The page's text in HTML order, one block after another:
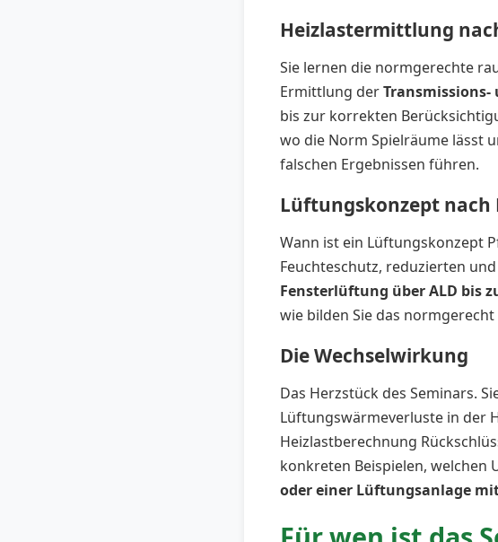
Heizlastermittlung
Sie lernen die normgerechte
Ermittlung der
bis zur korrekten
wo die Norm Spielräume lässt
falschen Ergebnissen führen.
Lüftungskonzept nach
Wann ist ein Lüftungskonzept
Feuchteschutz, reduzierten
Fensterlüftung über ALD bis
wie bilden Sie das normgerecht
Die Wechselwirkung
Das Herzstück des Seminars.
Lüftungswärmeverluste in der
Heizlastberechnung
konkreten Beispielen, welchen
oder einer Lüftungsanlage